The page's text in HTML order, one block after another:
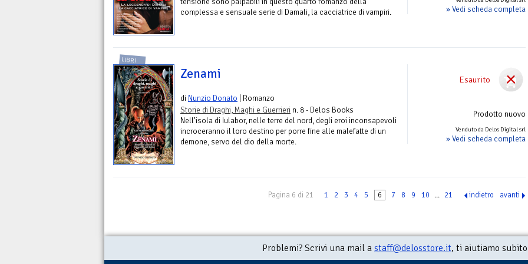
» Vedi scheda completa
complessa e sensuale serie di Damali, la cacciatrice di vampiri.
Esaurito
Prodotto nuovo
Venduto da Delos Digital srl
» Vedi scheda completa
LIBRI
Zenami
di Nunzio Donato | Romanzo
Storie di Draghi, Maghi e Guerrieri n. 8 - Delos Books
Nell’isola di Iulabor, nelle terre del nord, degli eroi inconsapevoli
incroceranno il loro destino per porre fine alle malefatte di un
demone, servo del dio della morte.
Pagina 6 di 21 1 2 3 4 5 6 7 8 9 10 ... 21 indietro avanti
Problemi? Scrivi una mail a staff@delosstore.it, ti aiutiamo